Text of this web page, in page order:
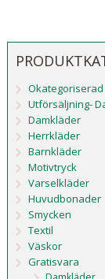
Okategoriserad
Utförsäljning-
Damkläder
Herrkläder
Barnkläder
Motivtryck
Varselkläder
Huvudbonader
Smycken
Textil
Väskor
Gratisvara